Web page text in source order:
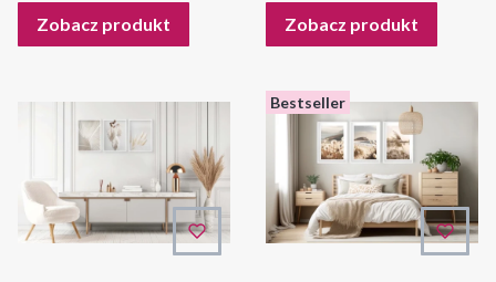
Zobacz produkt Zobacz produkt
Bestseller